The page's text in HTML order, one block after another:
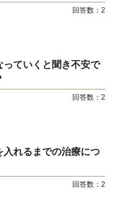
回答数： 2
っていくと聞き不安で
回答数： 2
れるまでの治療につ
回答数： 2